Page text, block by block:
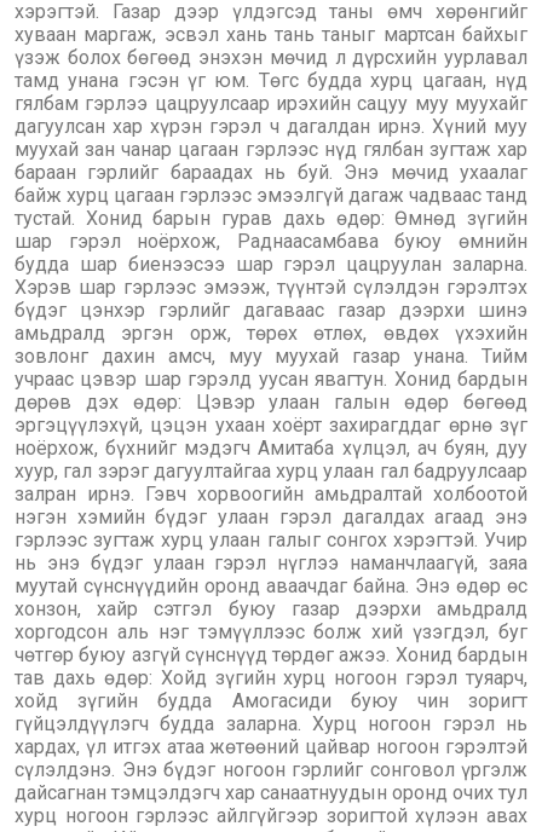
хэрэгтэй. Газар дээр үлдэгсэд таны өмч хөрөнгийг
хуваан маргаж, эсвэл хань тань таныг мартсан байхыг
үзэж болох бөгөөд энэхэн мөчид л дүрсхийн уурлавал
тамд унана гэсэн үг юм. Төгс будда хурц цагаан, нүд
гялбам гэрлээ цацруулсаар ирэхийн сацуу муу муухайг
дагуулсан хар хүрэн гэрэл ч дагалдан ирнэ. Хүний муу
муухай зан чанар цагаан гэрлээс нүд гялбан зугтаж хар
бараан гэрлийг бараадах нь буй. Энэ мөчид ухаалаг
байж хурц цагаан гэрлээс эмээлгүй дагаж чадваас танд
тустай. Хонид барын гурав дахь өдөр: Өмнөд зүгийн
шар гэрэл ноёрхож, Раднаасамбава буюу өмнийн
будда шар биенээсээ шар гэрэл цацруулан заларна.
Хэрэв шар гэрлээс эмээж, түүнтэй сүлэлдэн гэрэлтэх
бүдэг цэнхэр гэрлийг дагаваас газар дээрхи шинэ
амьдралд эргэн орж, төрөх өтлөх, өвдөх үхэхийн
зовлонг дахин амсч, муу муухай газар унана. Тийм
учраас цэвэр шар гэрэлд уусан явагтун. Хонид бардын
дөрөв дэх өдөр: Цэвэр улаан галын өдөр бөгөөд
эргэцүүлэхүй, цэцэн ухаан хоёрт захирагддаг өрнө зүг
ноёрхож, бүхнийг мэдэгч Амитаба хүлцэл, ач буян, дуу
хуур, гал зэрэг дагуултайгаа хурц улаан гал бадруулсаар
залран ирнэ. Гэвч хорвоогийн амьдралтай холбоотой
нэгэн хэмийн бүдэг улаан гэрэл дагалдах агаад энэ
гэрлээс зугтаж хурц улаан галыг сонгох хэрэгтэй. Учир
нь энэ бүдэг улаан гэрэл нүглээ наманчлаагүй, заяа
муутай сүнснүүдийн оронд аваачдаг байна. Энэ өдөр өс
хонзон, хайр сэтгэл буюу газар дээрхи амьдралд
хоргодсон аль нэг тэмүүллээс болж хий үзэгдэл, буг
чөтгөр буюу азгүй сүнснүүд төрдөг ажээ. Хонид бардын
тав дахь өдөр: Хойд зүгийн хурц ногоон гэрэл туяарч,
хойд зүгийн будда Амогасиди буюу чин зоригт
гүйцэлдүүлэгч будда заларна. Хурц ногоон гэрэл нь
хардах, үл итгэх атаа жөтөөний цайвар ногоон гэрэлтэй
сүлэлдэнэ. Энэ бүдэг ногоон гэрлийг сонговол үргэлж
дайсагнан тэмцэлдэгч хар санаатнуудын оронд очих тул
хурц ногоон гэрлээс айлгүйгээр зоригтой хүлээн авах